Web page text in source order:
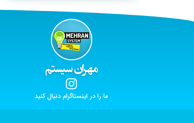
ما را در اینستاگرام دنبال کنید